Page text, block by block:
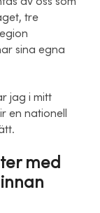
tre
sina egna
jag i mitt
en nationell
med